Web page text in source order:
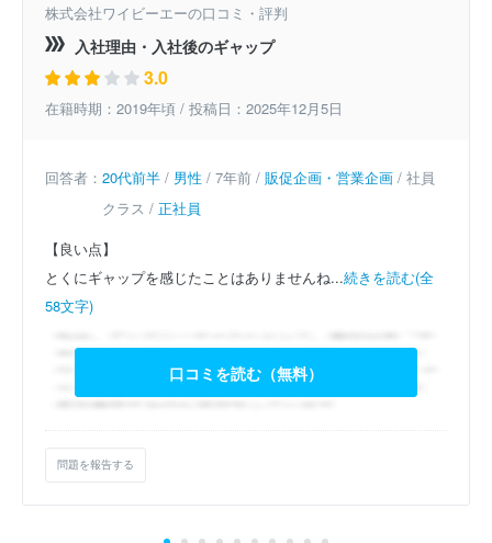
株式会社ワイビーエーの口コミ・評判
入社理由・入社後のギャップ
3.0
在籍時期：2019年頃 / 投稿日：2025年12月5日
回答者： 20代前半 / 男性 / 7年前 / 販促企画・営業企画 / 社員
クラス / 正社員
【良い点】
とくにギャップを感じたことはありませんね...続きを読む(全
58文字)
口コミを読む（無料）
問題を報告する